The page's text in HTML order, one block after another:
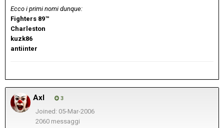
Ecco i primi nomi dunque:
Fighters 89™
Charleston
kuzk86
antiinter
Axl 3
Joined: 05-Mar-2006
2060 messaggi